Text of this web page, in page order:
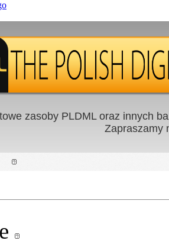
zasoby PLDML oraz innych
Zapraszamy